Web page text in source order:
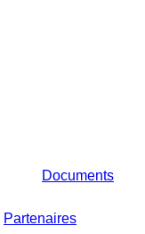
Documents
Partenaires